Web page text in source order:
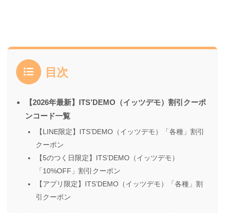
目次
【2026年最新】ITS’DEMO（イッツデモ）割引クーポ
ンコード一覧
【LINE限定】ITS’DEMO（イッツデモ）「各種」割引
クーポン
【5のつく日限定】ITS’DEMO（イッツデモ）
「10%OFF」割引クーポン
【アプリ限定】ITS’DEMO（イッツデモ）「各種」割
引クーポン